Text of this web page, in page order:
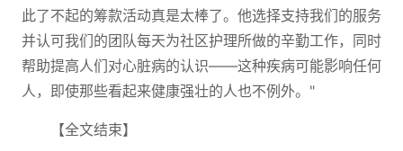
此了不起的筹款活动真是太棒了。他选择支持我们的服务
并认可我们的团队每天为社区护理所做的辛勤工作，同时
帮助提高人们对心脏病的认识——这种疾病可能影响任何
人，即使那些看起来健康强壮的人也不例外。"
【全文结束】